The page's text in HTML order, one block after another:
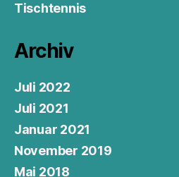
Tischtennis
Archiv
Juli 2022
Juli 2021
Januar 2021
November 2019
Mai 2018